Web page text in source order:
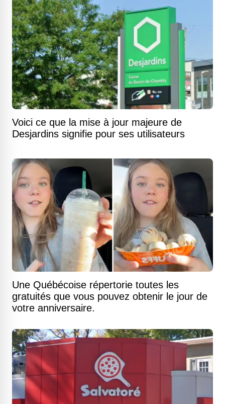
Voici ce que la mise à jour majeure de
Desjardins signifie pour ses utilisateurs
Une Québécoise répertorie toutes les
gratuités que vous pouvez obtenir le jour de
votre anniversaire.